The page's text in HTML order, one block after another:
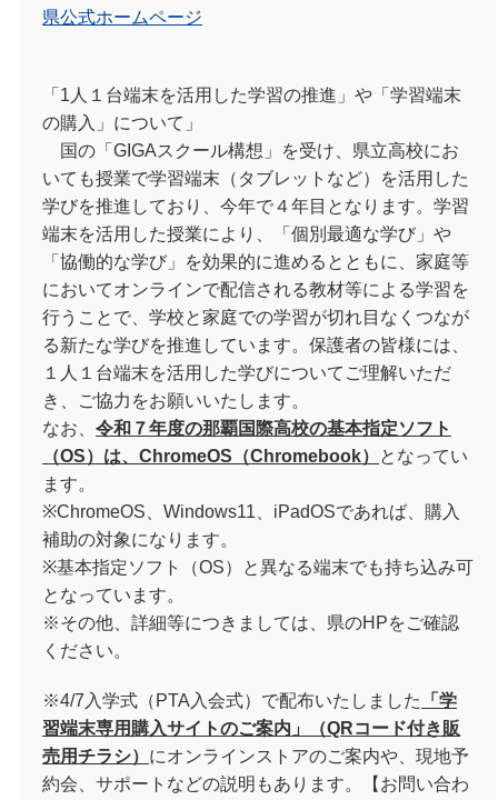
県公式ホームページ
「1人１台端末を活用した学習の推進」や「学習端末
の購入」について」
国の「GIGAスクール構想」を受け、県立高校にお
いても授業で学習端末（タブレットなど）を活用した
学びを推進しており、今年で４年目となります。学習
端末を活用した授業により、「個別最適な学び」や
「協働的な学び」を効果的に進めるとともに、家庭等
においてオンラインで配信される教材等による学習を
行うことで、学校と家庭での学習が切れ目なくつなが
る新たな学びを推進しています。保護者の皆様には、
１人１台端末を活用した学びについてご理解いただ
き、ご協力をお願いいたします。
なお、 令和７年度の那覇国際高校の基本指定ソフト
（OS）は、ChromeOS（Chromebook）
となってい
ます。
※ChromeOS、Windows11、iPadOSであれば、購入
補助の対象になります。
※基本指定ソフト（OS）と異なる端末でも持ち込み可
となっています。
※その他、詳細等につきましては、県のHPをご確認
ください。
※4/7入学式（PTA入会式）で配布いたしました
「学
習端末専用購入サイトのご案内」（QRコード付き販
売用チラシ） にオンラインストアのご案内や、現地予
約会、サポートなどの説明もあります。【お問い合わ